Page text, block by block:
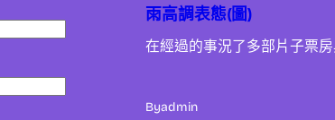
雨高調表態(圖)
在經過的事況了多部片子票
Byadmin